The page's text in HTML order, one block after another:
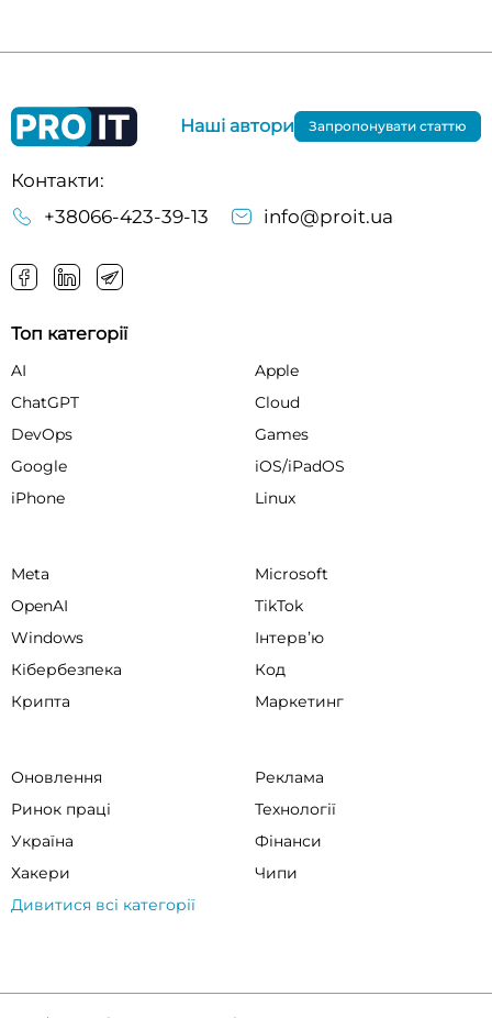
Контакти:
+38066-423-39-13
info@proit.ua
Наші автори Запропонувати статтю
Топ категорії
AI
Apple
ChatGPT
Cloud
DevOps
Games
Google
iOS/iPadOS
iPhone
Linux
Meta
Microsoft
OpenAI
TikTok
Windows
Інтервʼю
Кібербезпека
Код
Крипта
Маркетинг
Оновлення
Реклама
Ринок праці
Технології
Україна
Фінанси
Хакери
Чипи
Дивитися всі категорії